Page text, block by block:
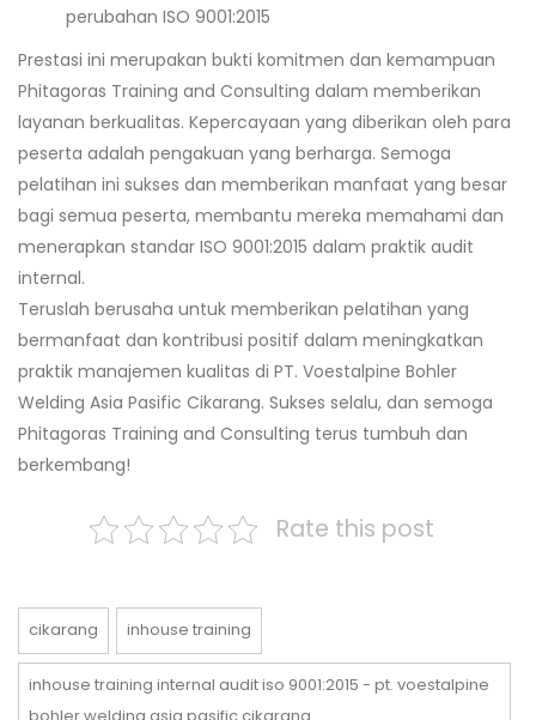
perubahan ISO 9001:2015
Prestasi ini merupakan bukti komitmen dan kemampuan
Phitagoras Training and Consulting dalam memberikan
layanan berkualitas. Kepercayaan yang diberikan oleh para
peserta adalah pengakuan yang berharga. Semoga
pelatihan ini sukses dan memberikan manfaat yang besar
bagi semua peserta, membantu mereka memahami dan
menerapkan standar ISO 9001:2015 dalam praktik audit
internal.
Teruslah berusaha untuk memberikan pelatihan yang
bermanfaat dan kontribusi positif dalam meningkatkan
praktik manajemen kualitas di PT. Voestalpine Bohler
Welding Asia Pasific Cikarang. Sukses selalu, dan semoga
Phitagoras Training and Consulting terus tumbuh dan
berkembang!
Rate this post
cikarang inhouse training
inhouse training internal audit iso 9001:2015 - pt. voestalpine